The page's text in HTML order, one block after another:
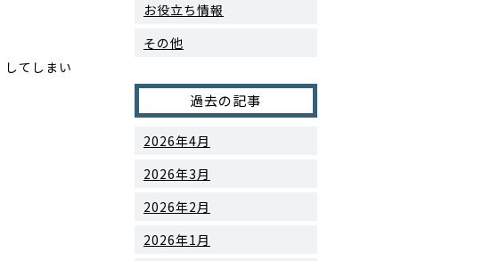
してしまい
お役立ち情報
その他
過去の記事
2026年4月
2026年3月
2026年2月
2026年1月